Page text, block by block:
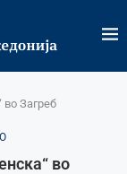
Загреб
во